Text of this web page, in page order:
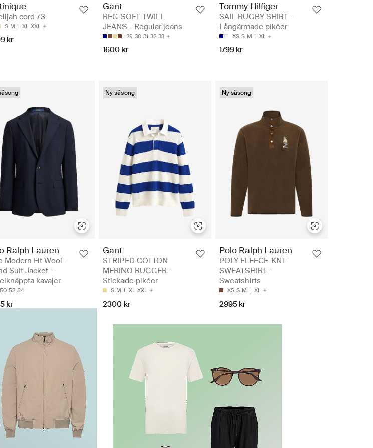
cord 73
S M L XL XXL
kr
Gant
REG SOFT TWILL
JEANS - Regular jeans
29 30 31 32 33
1600 kr
Tommy Hilfiger
SAIL RUGBY SHIRT -
Långärmade pikéer
XS S M L XL
1799 kr
Ralph Lauren
Modern Fit Wool-
Suit Jacket -
kavajer
50 52 54
kr
Ny säsong
Gant
STRIPED COTTON
MERINO RUGGER -
Stickade pikéer
S M L XL XXL
2300 kr
Ny säsong
Polo Ralph Lauren
POLY FLEECE-KNT-
SWEATSHIRT -
Sweatshirts
XS S M L XL
2995 kr